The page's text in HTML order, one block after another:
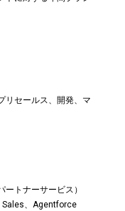
リセールス、開発、マ
トナーサービス）
、Agentforce